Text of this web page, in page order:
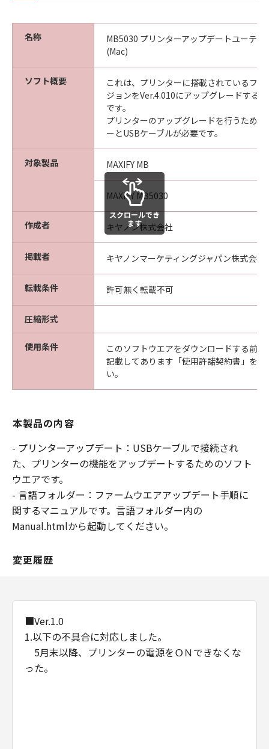
名称
MB5030 プリンターアップデートユーティ
(Mac)
ソフト概要
これは、プリンターに搭載されているフ
ジョンをVer.4.010にアップグレードする
です。
プリンターのアップグレードを行うため
ーとUSBケーブルが必要です。
対象製品 MAXIFY MB
MAXIFY MB5030
作成者 キヤノン株式会社
掲載者 キヤノンマーケティングジャパン株式会社
転載条件 許可無く転載不可
圧縮形式
使用条件
このソフトウエアをダウンロードする前
記載してあります「使用許諾契約書」を
い。
スクロールでき
ます
本製品の内容
- プリンターアップデート：USBケーブルで接続され
た、プリンターの機能をアップデートするためのソフト
ウエアです。
- 言語フォルダー：ファームウエアアップデート手順に
関するマニュアルです。言語フォルダー内の
Manual.htmlから起動してください。
変更履歴
■Ver.1.0
1.以下の不具合に対応しました。
5月末以降、プリンターの電源をＯＮできなくな
った。